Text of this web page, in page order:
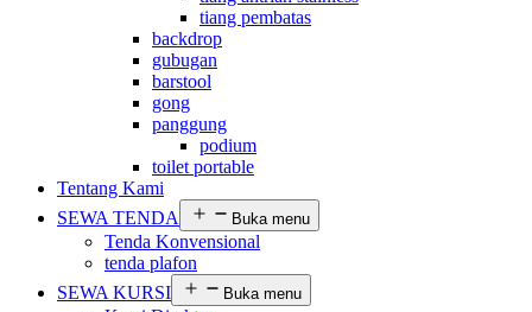
tiang pembatas
backdrop
gubugan
barstool
gong
panggung
podium
toilet portable
Tentang Kami
SEWA TENDA
Buka menu
Tenda Konvensional
tenda plafon
SEWA KURSI
Buka menu